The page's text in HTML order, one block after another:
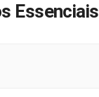
Essenciais